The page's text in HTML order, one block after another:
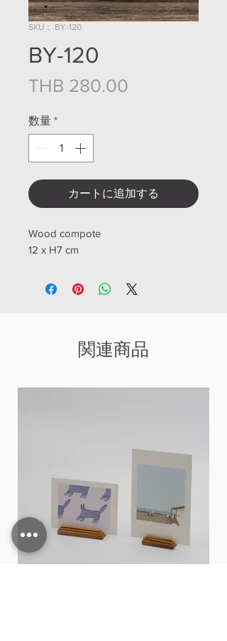
SKU： BY-120
BY-120
THB 280.00
数量 *
カートに追加する
Wood compote
12 x H7 cm
関連商品